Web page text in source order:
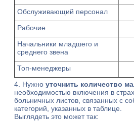
Обслуживающий персонал
Рабочие
Начальники младшего и
среднего звена
Топ-менеджеры
4. Нужно уточнить количество
необходимостью включения в
больничных листов, связанных с
категорий, указанных в таблице.
Выглядеть это может так: